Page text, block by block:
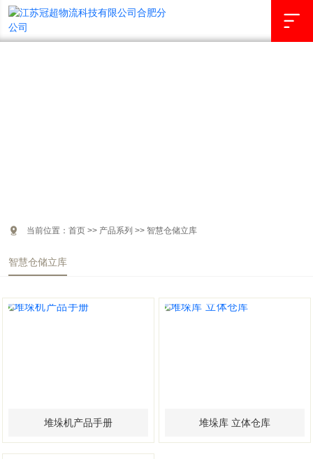

智慧仓储立库
 当前位置： 首页 >> 产品系列 >> 智慧仓储立库
堆垛机产品手册 堆垛库 立体仓库